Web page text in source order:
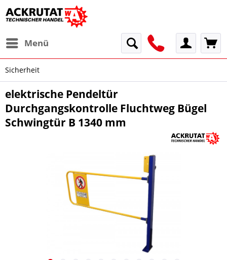
Menü
Sicherheit
elektrische Pendeltür
Durchgangskontrolle Fluchtweg Bügel
Schwingtür B 1340 mm